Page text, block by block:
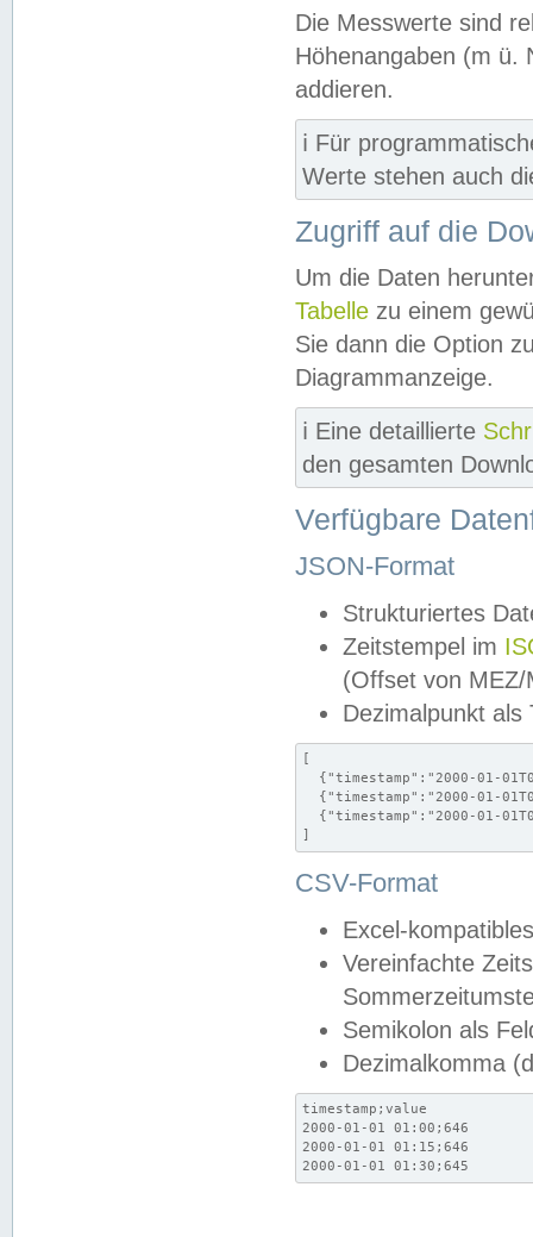
Die Messwerte sind
Höhenangaben (m ü.
addieren.
ℹ️ Für
Werte stehen auch
Zugriff auf die
Um die Daten
Tabelle zu einem
Sie dann die Option
Diagrammanzeige.
ℹ️ Eine detaillierte
den gesamten
Verfügbare
JSON-Format
Strukturiertes
Zeitstempel im
(Offset von MEZ/
Dezimalpunkt als
[
{"timestamp":"2000-01-
{"timestamp":"2000-01-
{"timestamp":"2000-01-
]
CSV-Format
Excel-
Vereinfachte
Semikolon als
Dezimalkomma
timestamp;value
2000-01-01 01:00;646
2000-01-01 01:15;646
2000-01-01 01:30;645